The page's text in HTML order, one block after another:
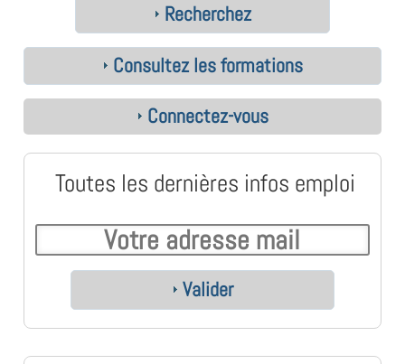
Recherchez
Consultez les formations
Connectez-vous
Toutes les dernières infos emploi
Valider